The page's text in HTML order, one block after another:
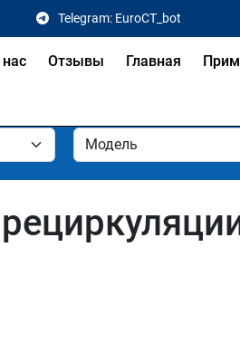
Telegram: EuroCT_bot
Отзывы Главная